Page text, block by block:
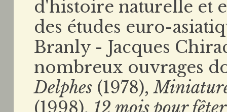
d'histoire naturelle et
des études euro-
Branly - Jacques
nombreux ouvrages
Delphes (1978),
(1998),12 mois pour